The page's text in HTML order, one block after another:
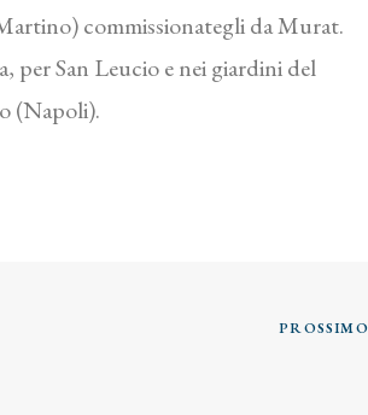
commissionategli da Murat.
per San Leucio e nei giardini del
(Napoli).
PROSSIMO